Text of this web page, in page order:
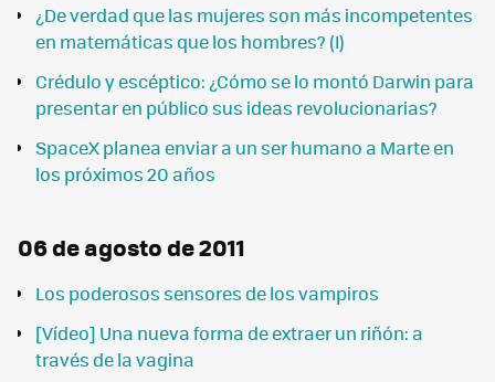
¿De verdad que las mujeres son más incompetentes
en matemáticas que los hombres? (I)
Crédulo y escéptico: ¿Cómo se lo montó Darwin para
presentar en público sus ideas revolucionarias?
SpaceX planea enviar a un ser humano a Marte en
los próximos 20 años
06 de agosto de 2011
Los poderosos sensores de los vampiros
[Vídeo] Una nueva forma de extraer un riñón: a
través de la vagina